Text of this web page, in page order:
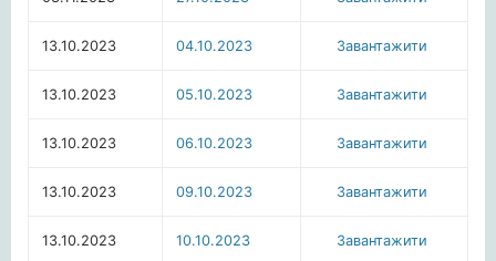
13.10.2023 04.10.2023 Завантажити
13.10.2023 05.10.2023 Завантажити
13.10.2023 06.10.2023 Завантажити
13.10.2023 09.10.2023 Завантажити
13.10.2023 10.10.2023 Завантажити